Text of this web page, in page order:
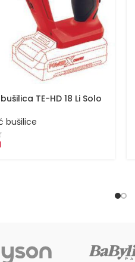
TE-HD 18 Li Solo
bušilice